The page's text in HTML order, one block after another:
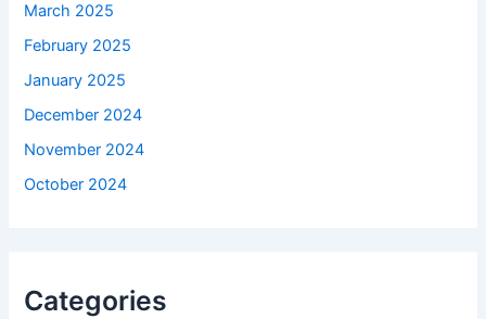
March 2025
February 2025
January 2025
December 2024
November 2024
October 2024
Categories